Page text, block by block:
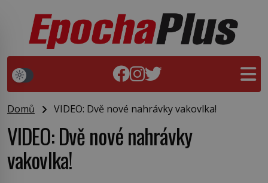
Domů VIDEO: Dvě nové nahrávky vakovlka!
VIDEO: Dvě nové nahrávky
vakovlka!